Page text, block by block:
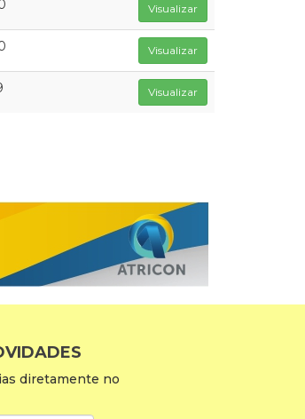
Visualizar
Visualizar
Visualizar
diretamente no